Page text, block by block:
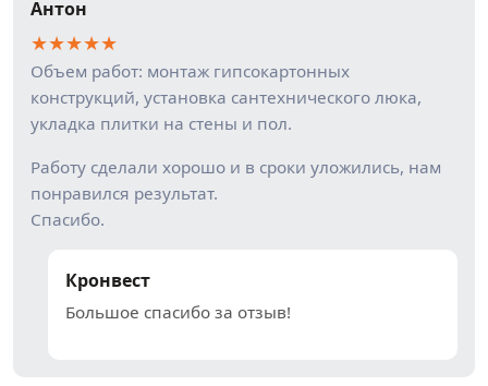
Антон
★★★★★
Объем работ: монтаж гипсокартонных
конструкций, установка сантехнического люка,
укладка плитки на стены и пол.
Работу сделали хорошо и в сроки уложились, нам
понравился результат.
Спасибо.
Кронвест
Большое спасибо за отзыв!